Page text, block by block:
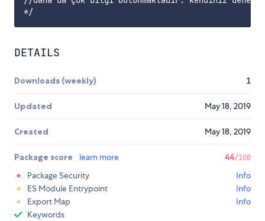
DETAILS
Downloads (weekly) 1
Updated May 18, 2019
Created May 18, 2019
Package score learn more 44/100
Package Security
Info
ES Module Entrypoint
Info
Export Map
Info
Keywords